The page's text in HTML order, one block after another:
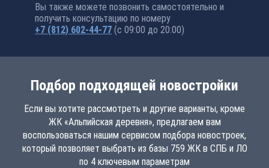
Вы также можете позвонить самостоятельно и
получить консультацию по номеру
+7 (812) 602-44-77 (с 09:00 до 20:00)
Подбор подходящей новостройки
Если вы хотите рассмотреть и другие варианты, кроме
ЖК «Альпийская деревня», предлагаем вам
воспользоваться нашим сервисом подбора новостроек,
который позволяет выбрать из базы 759 ЖК в СПБ и ЛО
по 4 ключевым параметрам